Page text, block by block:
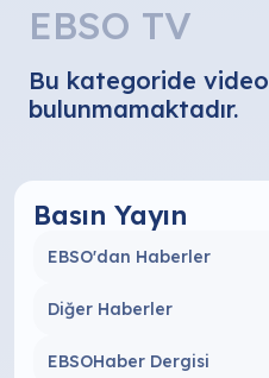
EBSO TV
Bu kategoride video
bulunmamaktadır.
Basın Yayın
EBSO'dan Haberler
Diğer Haberler
EBSOHaber Dergisi